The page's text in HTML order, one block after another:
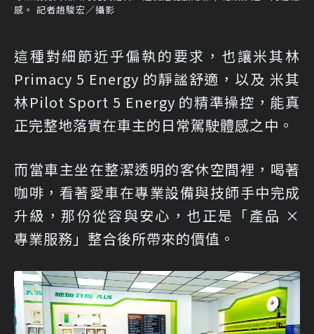
感。 記者趙駿宏／攝影
這種對細節近乎偏執的要求，也讓米其林
Primacy 5 Energy 的靜謐舒適，以及 米其
林Pilot Sport 5 Energy 的精準操控，能真
正完整地落實在車主的日常駕駛體感之中。
而當車主坐在整潔透明的客休空間裡，喝著
咖啡，看著愛車在專業設備與技師手中完成
升級，那份從容與安心，也正是「產品 ×
專業服務」整合後所帶來的價值。